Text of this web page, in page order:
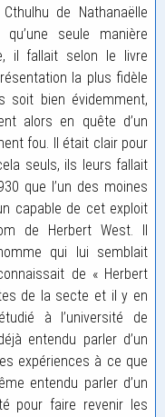
de Nathanaëlle
seule manière
il fallait selon le livre
la plus fidèle
soit bien évidemment,
alors en quête d’un
fou. Il était clair pour
seuls, ils leurs fallait
que l’un des moines
capable de cet exploit
de Herbert West. Il
qui lui semblait
de « Herbert
de la secte et il y en
à l’université de
entendu parler d’un
expériences à ce que
entendu parler d’un
pour faire revenir les